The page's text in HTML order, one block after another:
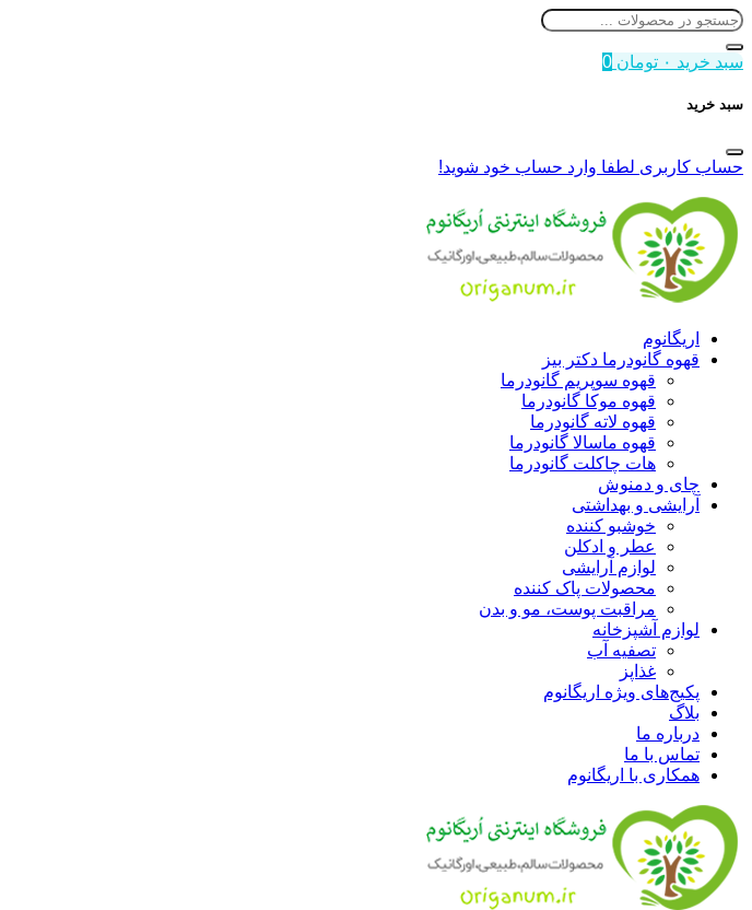
سبد خرید ۰ تومان 0
سبد خرید
حساب کاربری لطفا وارد حساب خود شوید!
اریگانوم
قهوه گانودرما دکتر بیز
قهوه سوپریم گانودرما
قهوه موکا گانودرما
قهوه لاته گانودرما
قهوه ماسالا گانودرما
هات چاکلت گانودرما
چای و دمنوش
آرایشی و بهداشتی
خوشبو کننده
عطر و ادکلن
لوازم آرایشی
محصولات پاک کننده
مراقبت پوست، مو و بدن
لوازم آشپزخانه
تصفیه آب
غذاپز
پکیج‌های ویژه اریگانوم
بلاگ
درباره ما
تماس با ما
همکاری با اریگانوم